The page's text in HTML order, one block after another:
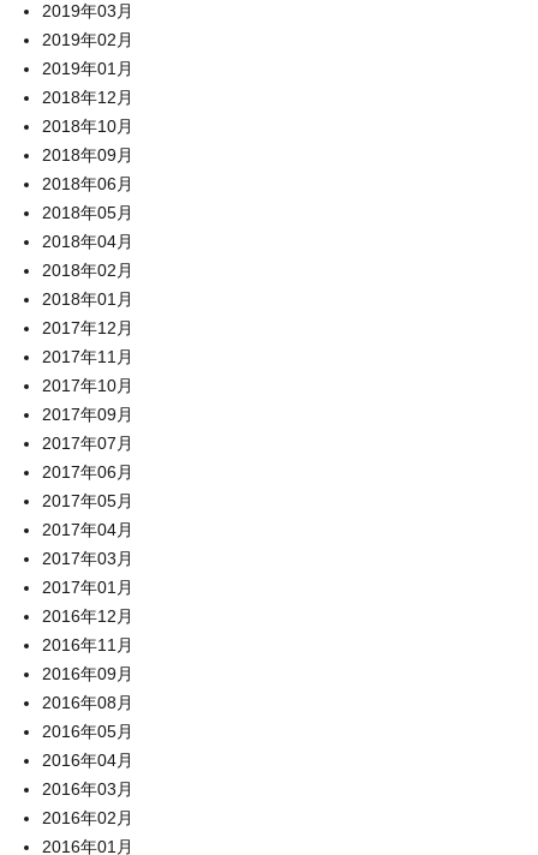
2019年03月
2019年02月
2019年01月
2018年12月
2018年10月
2018年09月
2018年06月
2018年05月
2018年04月
2018年02月
2018年01月
2017年12月
2017年11月
2017年10月
2017年09月
2017年07月
2017年06月
2017年05月
2017年04月
2017年03月
2017年01月
2016年12月
2016年11月
2016年09月
2016年08月
2016年05月
2016年04月
2016年03月
2016年02月
2016年01月